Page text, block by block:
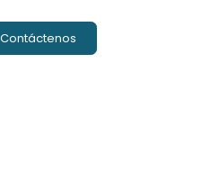
Contáctenos